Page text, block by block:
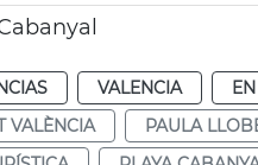
VALENCIA
VALÈNCIA PAULA